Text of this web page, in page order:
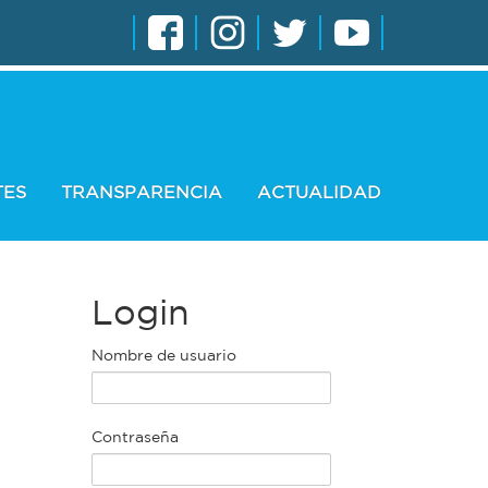
TRANSPARENCIA ACTUALIDAD
Login
Nombre de usuario
Contraseña